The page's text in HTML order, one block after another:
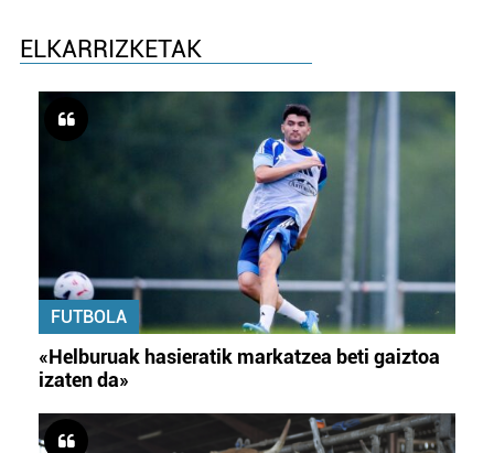
ELKARRIZKETAK
FUTBOLA
«Helburuak hasieratik markatzea beti gaiztoa
izaten da»